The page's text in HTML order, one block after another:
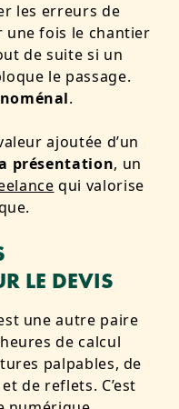
les erreurs de
fois le chantier
de suite si un
le passage.
.
ajoutée d’un
présentation, un
qui valorise
LE DEVIS
une autre paire
de calcul
palpables, de
de reflets. C’est